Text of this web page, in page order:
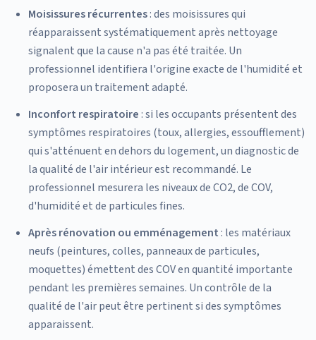
Moisissures récurrentes: des moisissures qui
réapparaissent systématiquement après nettoyage
signalent que la cause n'a pas été traitée. Un
professionnel identifiera l'origine exacte de l'humidité et
proposera un traitement adapté.
Inconfort respiratoire : si les occupants présentent des
symptômes respiratoires (toux, allergies, essoufflement)
qui s'atténuent en dehors du logement, un diagnostic de
la qualité de l'air intérieur est recommandé. Le
professionnel mesurera les niveaux de CO2, de COV,
d'humidité et de particules fines.
Après rénovation ou emménagement : les matériaux
neufs (peintures, colles, panneaux de particules,
moquettes) émettent des COV en quantité importante
pendant les premières semaines. Un contrôle de la
qualité de l'air peut être pertinent si des symptômes
apparaissent.